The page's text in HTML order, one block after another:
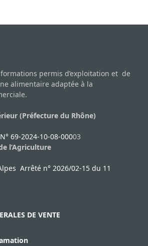
permis d’exploitation et de
alimentaire adaptée à la
(Préfecture du Rhône)
69-2024-10-08-00003
l’Agriculture
Arrêté n° 2026/02-15 du 11
DE VENTE